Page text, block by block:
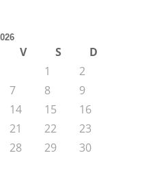
V S
D
1
2
7 8
9
14 15
16
21 22
23
28 29
30